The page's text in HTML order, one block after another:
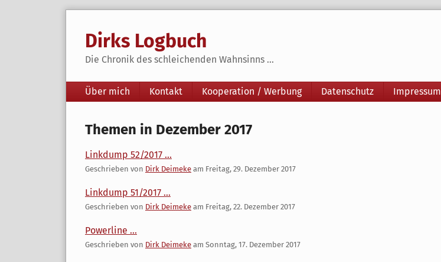
Dirks Logbuch
Die Chronik des schleichenden Wahnsinns ...
Navigation
Über mich Kontakt Kooperation / Werbung Datenschutz Impressum
Themen in Dezember 2017
Linkdump 52/2017 ...
Geschrieben von Dirk Deimeke am Freitag, 29. Dezember 2017
Linkdump 51/2017 ...
Geschrieben von Dirk Deimeke am Freitag, 22. Dezember 2017
Powerline ...
Geschrieben von Dirk Deimeke am Sonntag, 17. Dezember 2017